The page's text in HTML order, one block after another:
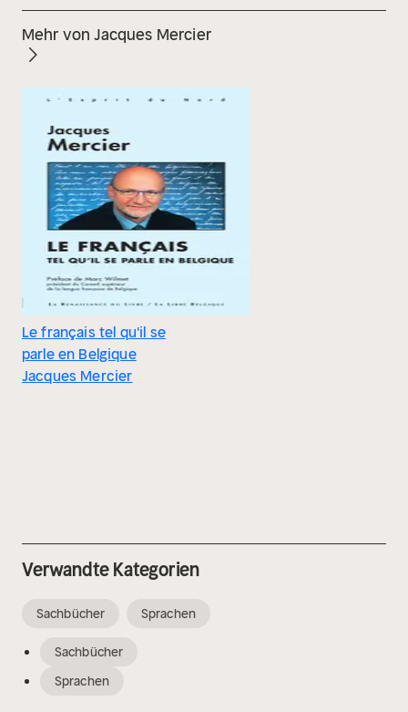
Mehr von Jacques Mercier
Le français tel qu'il se
parle en Belgique
Jacques Mercier
Verwandte Kategorien
Sachbücher Sprachen
Sachbücher
Sprachen